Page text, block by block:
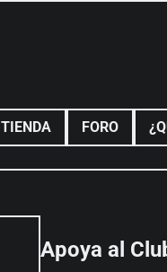
TIENDA FORO
Apoya al